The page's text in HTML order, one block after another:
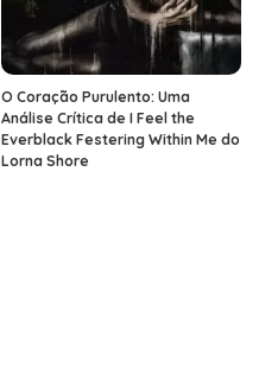
O Coração Purulento: Uma
Análise Crítica de I Feel the
Everblack Festering Within Me do
Lorna Shore